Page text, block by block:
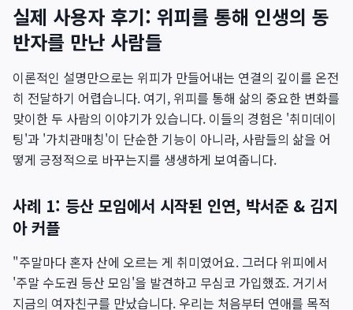
실제 사용자 후기: 위피를 통해 인생의 동
반자를 만난 사람들
이론적인 설명만으로는 위피가 만들어내는 연결의 깊이를 온전
히 전달하기 어렵습니다. 여기, 위피를 통해 삶의 중요한 변화를
맞이한 두 사람의 이야기가 있습니다. 이들의 경험은 '취미데이
팅'과 '가치관매칭'이 단순한 기능이 아니라, 사람들의 삶을 어
떻게 긍정적으로 바꾸는지를 생생하게 보여줍니다.
사례 1: 등산 모임에서 시작된 인연, 박서준 & 김지
아 커플
"주말마다 혼자 산에 오르는 게 취미였어요. 그러다 위피에서
'주말 수도권 등산 모임'을 발견하고 무심코 가입했죠. 거기서
지금의 여자친구를 만났습니다. 우리는 처음부터 연애를 목적